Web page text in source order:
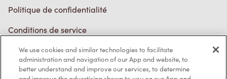
Politique de confidentialité
Conditions de service
Marques de commerce
Accessibilité
We use cookies and similar technologies to facilitate
administration and navigation of our App and website, to
better understand and improve our services, to determine